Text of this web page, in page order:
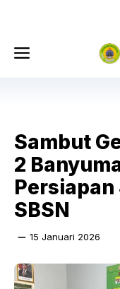
Menu
Sambut
2
Persiapan
SBSN
15 Januari 2026